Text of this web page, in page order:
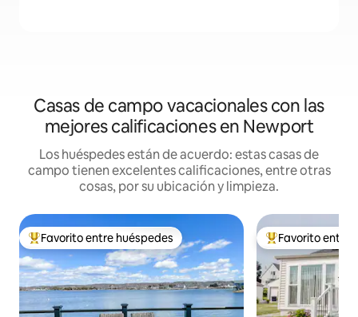
Casas de campo vacacionales con las
mejores calificaciones en Newport
Los huéspedes están de acuerdo: estas casas de
campo tienen excelentes calificaciones, entre otras
cosas, por su ubicación y limpieza.
Favorito entre huéspedes preferido
Favorito entre huéspedes Favorito entre
Favorito entre